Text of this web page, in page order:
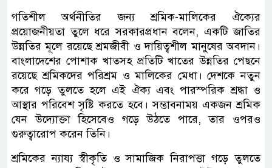
গতিশীল অর্থনীতির জন্য শ্রমিক-মালিকের ঐক্যের
প্রয়োজনীয়তা তুলে ধরে সরকারপ্রধান বলেন, একটি জাতির
উন্নতির মূলে রয়েছে শ্রমজীবী ও দায়িত্বশীল মানুষের অবদান।
বাংলাদেশের পোশাক খাতসহ প্রতিটি খাতের উন্নতির পেছনে
রয়েছে শ্রমিকদের পরিশ্রম ও মালিকের মেধা। দেশকে নতুন
করে গড়ে তুলতে হলে এই ঐক্য এবং পারস্পরিক শ্রদ্ধা ও
আস্থার পরিবেশ সৃষ্টি করতে হবে। সম্ভাবনাময় একজন শ্রমিক
যেন উদ্যোক্তা হিসেবেও গড়ে উঠতে পারে, তার ওপরও
গুরুত্বারোপ করেন তিনি।
শ্রমিকের ন্যায্য স্বীকৃতি ও সামাজিক নিরাপত্তা গড়ে তুলতে